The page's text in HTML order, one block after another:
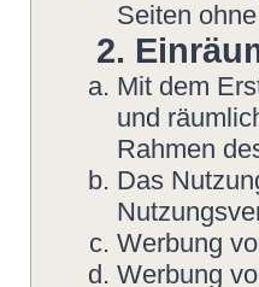
Seiten
2.
Mit dem
und
Rahmen
Das
Werbung
Werbung